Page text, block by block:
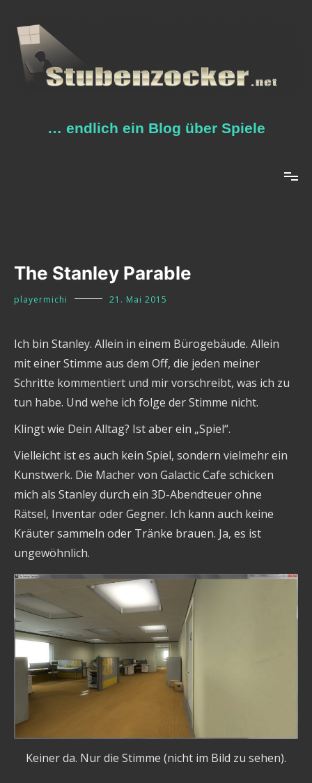
Inhalt
springen
… endlich ein Blog über Spiele
The Stanley Parable
playermichi 21. Mai 2015
Ich bin Stanley. Allein in einem Bürogebäude. Allein
mit einer Stimme aus dem Off, die jeden meiner
Schritte kommentiert und mir vorschreibt, was ich zu
tun habe. Und wehe ich folge der Stimme nicht.
Klingt wie Dein Alltag? Ist aber ein „Spiel“.
Vielleicht ist es auch kein Spiel, sondern vielmehr ein
Kunstwerk. Die Macher von Galactic Cafe schicken
mich als Stanley durch ein 3D-Abendteuer ohne
Rätsel, Inventar oder Gegner. Ich kann auch keine
Kräuter sammeln oder Tränke brauen. Ja, es ist
ungewöhnlich.
Keiner da. Nur die Stimme (nicht im Bild zu sehen).